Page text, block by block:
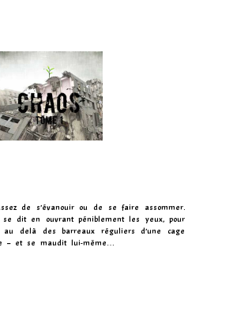
de s’évanouir ou de se faire assommer.
dit en ouvrant péniblement les yeux, pour
au delà des barreaux réguliers d’une cage
– et se maudit lui-même…